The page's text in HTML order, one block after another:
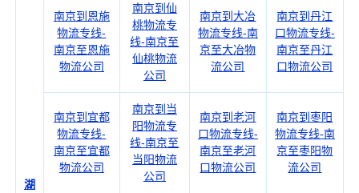
湖
南京到恩施
物流专线-
南京至恩施
物流公司
南京到仙
桃物流专
线-南京至
仙桃物流
公司
南京到大冶
物流专线-南
京至大冶物
流公司
南京到丹江
口物流专线-
南京至丹江
口物流公司
南京到宜都
物流专线-
南京至宜都
物流公司
南京到当
阳物流专
线-南京至
当阳物流
公司
南京到老河
口物流专线-
南京至老河
口物流公司
南京到枣阳
物流专线-南
京至枣阳物
流公司